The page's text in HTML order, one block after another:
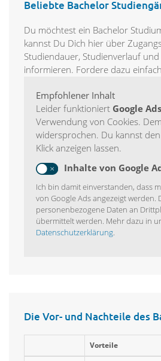
Beliebte Bachelor
Du möchtest ein Bachelor
kannst Du Dich hier über
Studiendauer, Studienverlauf
informieren. Fordere dazu
Empfohlener Inhalt
Leider funktioniert Google Ads
Verwendung von Cookies.
widersprochen. Du kannst
Klick anzeigen lassen.
Inhalte von Google
Ich bin damit einverstanden, dass
von Google Ads angezeigt werden.
personenbezogene Daten an
übermittelt werden. Mehr dazu in
Datenschutzerklärung.
Die Vor- und Nachteile des
Vorteile